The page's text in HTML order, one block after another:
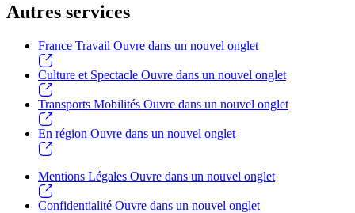
Autres services
France Travail Ouvre dans un nouvel onglet
Culture et Spectacle Ouvre dans un nouvel onglet
Transports Mobilités Ouvre dans un nouvel onglet
En région Ouvre dans un nouvel onglet
Mentions Légales Ouvre dans un nouvel onglet
Confidentialité Ouvre dans un nouvel onglet